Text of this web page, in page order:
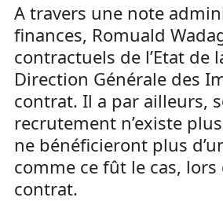
A travers une note
finances, Romuald
contractuels de l’Etat
Direction Générale des
contrat. Il a par ailleurs,
recrutement n’existe
ne bénéficieront plus
comme ce fût le cas,
contrat.